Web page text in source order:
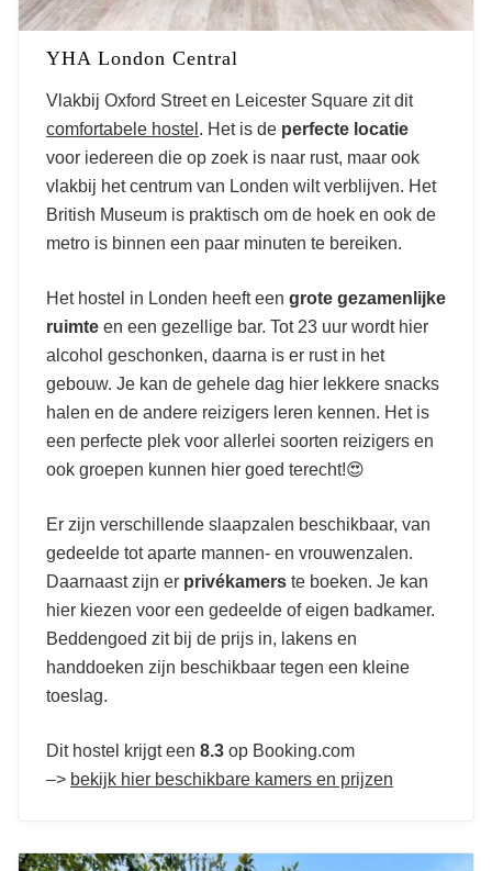
YHA London Central
Vlakbij Oxford Street en Leicester Square zit dit
comfortabele hostel . Het is de perfecte locatie
voor iedereen die op zoek is naar rust, maar ook
vlakbij het centrum van Londen wilt verblijven. Het
British Museum is praktisch om de hoek en ook de
metro is binnen een paar minuten te bereiken.
Het hostel in Londen heeft een grote gezamenlijke
ruimte en een gezellige bar. Tot 23 uur wordt hier
alcohol geschonken, daarna is er rust in het
gebouw. Je kan de gehele dag hier lekkere snacks
halen en de andere reizigers leren kennen. Het is
een perfecte plek voor allerlei soorten reizigers en
ook groepen kunnen hier goed terecht!😍
Er zijn verschillende slaapzalen beschikbaar, van
gedeelde tot aparte mannen- en vrouwenzalen.
Daarnaast zijn er privékamers te boeken. Je kan
hier kiezen voor een gedeelde of eigen badkamer.
Beddengoed zit bij de prijs in, lakens en
handdoeken zijn beschikbaar tegen een kleine
toeslag.
Dit hostel krijgt een 8.3 op Booking.com
–> bekijk hier beschikbare kamers en prijzen